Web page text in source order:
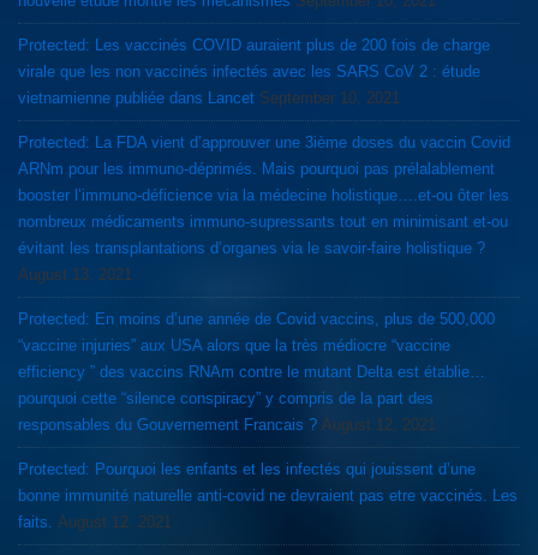
Protected: Les vaccinés COVID auraient plus de 200 fois de charge
virale que les non vaccinés infectés avec les SARS CoV 2 : étude
vietnamienne publiée dans Lancet September 10, 2021
Protected: La FDA vient d’approuver une 3ième doses du vaccin Covid
ARNm pour les immuno-déprimés. Mais pourquoi pas prélalablement
booster l’immuno-déficience via la médecine holistique….et-ou ôter les
nombreux médicaments immuno-supressants tout en minimisant et-ou
évitant les transplantations d’organes via le savoir-faire holistique ?
August 13, 2021
Protected: En moins d’une année de Covid vaccins, plus de 500,000
“vaccine injuries” aux USA alors que la très médiocre “vaccine
efficiency ” des vaccins RNAm contre le mutant Delta est établie…
pourquoi cette “silence conspiracy” y compris de la part des
responsables du Gouvernement Francais ? August 12, 2021
Protected: Pourquoi les enfants et les infectés qui jouissent d’une
bonne immunité naturelle anti-covid ne devraient pas etre vaccinés. Les
faits.
August 12, 2021